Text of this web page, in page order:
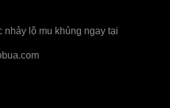
lộ mu khủng ngay tại